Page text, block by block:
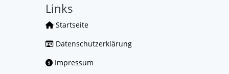
Links
Startseite
Datenschutzerklärung
Impressum